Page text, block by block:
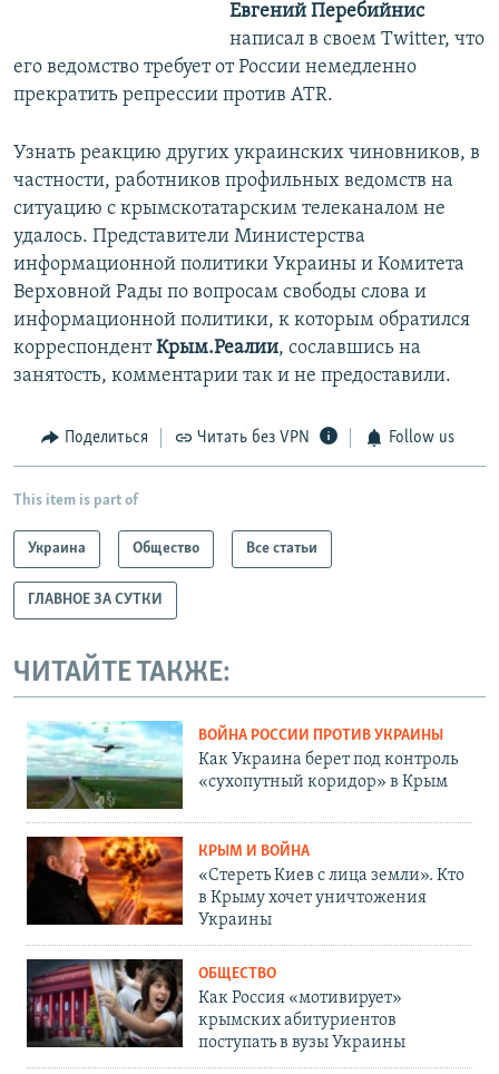
Евгений Перебийнис
написал в своем Twitter, что
его ведомство требует от России немедленно
прекратить репрессии против ATR.
Узнать реакцию других украинских чиновников, в
частности, работников профильных ведомств на
ситуацию с крымскотатарским телеканалом не
удалось.​ Представители Министерства
информационной политики Украины и Комитета
Верховной Рады по вопросам свободы слова и
информационной политики, к которым обратился
корреспондент ​Крым.Реалии, сославшись на
занятость, комментарии так и не предоставили.
Поделиться Читать без VPN Follow us
This item is part of
Украина Общество Все статьи
ГЛАВНОЕ ЗА СУТКИ
ЧИТАЙТЕ ТАКЖЕ:
ВОЙНА РОССИИ ПРОТИВ УКРАИНЫ
Как Украина берет под контроль
«сухопутный коридор» в Крым
КРЫМ И ВОЙНА
«Стереть Киев с лица земли». Кто
в Крыму хочет уничтожения
Украины
ОБЩЕСТВО
Как Россия «мотивирует»
крымских абитуриентов
поступать в вузы Украины